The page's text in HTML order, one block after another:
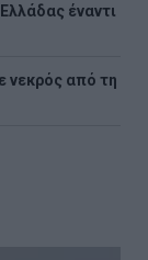
έναντι
νεκρός από τη